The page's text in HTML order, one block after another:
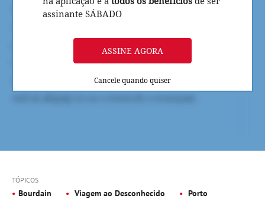
assinante SÁBADO
ASSINE AGORA
Cancele quando quiser
TÓPICOS
Bourdain Viagem ao Desconhecido Porto